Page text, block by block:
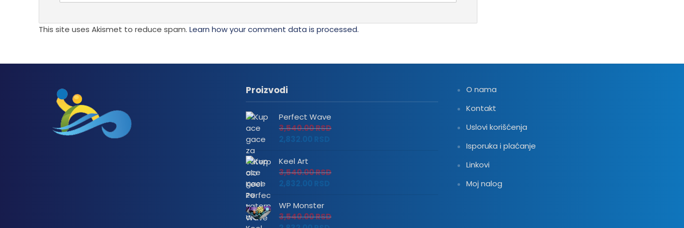
This site uses Akismet to reduce spam. Learn how your comment data is processed.
Proizvodi
Perfect Wave
3,540.00RSD
2,832.00
Keel Art
3,540.00RSD
2,832.00
WP Monster
3,540.00RSD
O nama
Kontakt
Uslovi korišćenja
Isporuka i plaćanje
Linkovi
Moj nalog